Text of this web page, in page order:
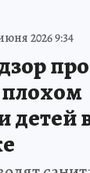
2026 9:34
детей